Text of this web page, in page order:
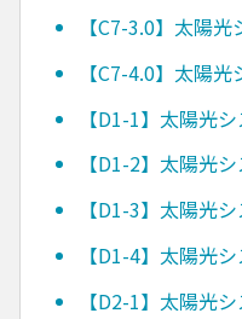
【C7-3.0】太陽光
【C7-4.0】太陽光
【D1-1】太陽光
【D1-2】太陽光
【D1-3】太陽光
【D1-4】太陽光
【D2-1】太陽光